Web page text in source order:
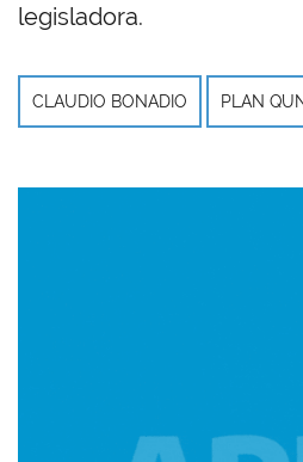
legisladora.
CLAUDIO BONADIO PLAN